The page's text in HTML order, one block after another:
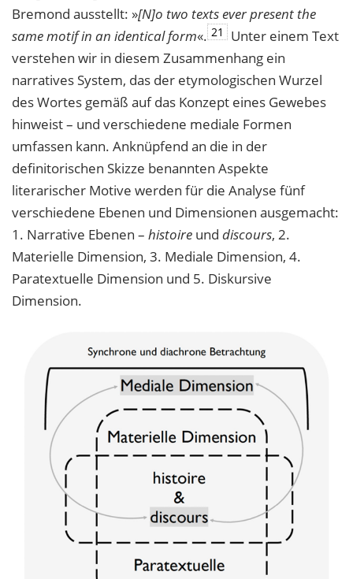
Bremond ausstellt: »[N]o two texts ever present the
same motif in an identicalform«. 21
Unter einem Text
verstehen wir in diesem Zusammenhang ein
narratives System, das der etymologischen Wurzel
des Wortes gemäß auf das Konzept eines Gewebes
hinweist – und verschiedene mediale Formen
umfassen kann. Anknüpfend an die in der
definitorischen Skizze benannten Aspekte
literarischer Motive werden für die Analyse fünf
verschiedene Ebenen und Dimensionen ausgemacht:
1. Narrative Ebenen – histoire und discours, 2.
Materielle Dimension, 3. Mediale Dimension, 4.
Paratextuelle Dimension und 5. Diskursive
Dimension.